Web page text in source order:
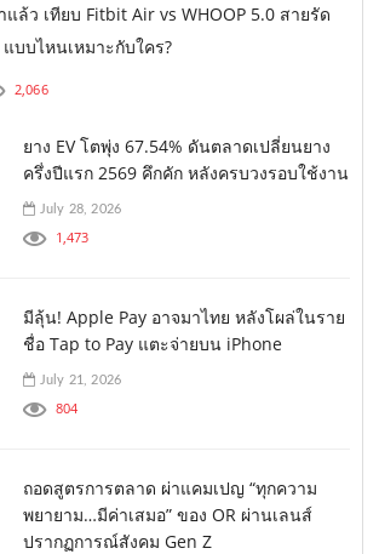
แล้ว เทียบ Fitbit Air vs WHOOP 5.0 สายรัด
บบไหนเหมาะกับใคร?
2,066
ยาง EV โตพุ่ง 67.54% ดันตลาดเปลี่ยนยาง
ครึ่งปีแรก 2569 คึกคัก หลังครบวงรอบใช้งาน
July 28, 2026
1,473
มีลุ้น! Apple Pay อาจมาไทย หลังโผล่ในราย
ชื่อ Tap to Pay แตะจ่ายบน iPhone
July 21, 2026
804
ถอดสูตรการตลาด ผ่าแคมเปญ “ทุกความ
พยายาม…มีค่าเสมอ” ของ OR ผ่านเลนส์
ปรากฏการณ์สังคม Gen Z